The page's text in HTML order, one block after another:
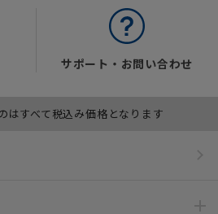
サポート・お問い合わせ
はすべて税込み価格となります